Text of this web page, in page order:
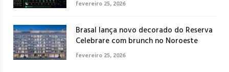
fevereiro 25, 2026
Brasal lança novo decorado do Reserva
Celebrare com brunch no Noroeste
fevereiro 25, 2026